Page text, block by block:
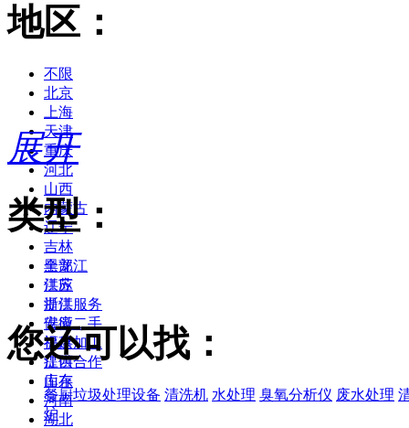
地区：
不限
北京
上海
天津
重庆
河北
山西
内蒙古
辽宁
吉林
黑龙江
江苏
浙江
安徽
福建
江西
山东
河南
湖北
展开
类型：
全部
供应
提供服务
供应二手
提供加工
提供合作
库存
您还可以找：
餐厨垃圾处理设备 清洗机 水处理 臭氧分析仪 废水处理
炉